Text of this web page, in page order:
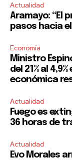
Actualidad
Aramayo: “El
pasos hacia
Economía
Ministro
del 21% al
económica
Actualidad
Fuego es
36 horas de
Actualidad
Evo Morales